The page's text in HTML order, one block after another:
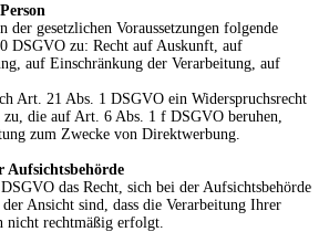
der gesetzlichen Voraussetzungen folgende
DSGVO zu: Recht auf Auskunft, auf
auf Einschränkung der Verarbeitung, auf
Art. 21 Abs. 1 DSGVO ein Widerspruchsrecht
zu, die auf Art. 6 Abs. 1 f DSGVO beruhen,
zum Zwecke von Direktwerbung.
Aufsichtsbehörde
das Recht, sich bei der Aufsichtsbehörde
Ansicht sind, dass die Verarbeitung Ihrer
nicht rechtmäßig erfolgt.